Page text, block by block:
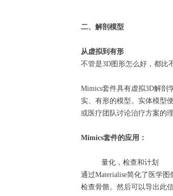
二、解剖模型
从虚拟到有形
不管是3D图形怎么好，都
Mimics套件具有虚拟3D解剖
实、有形的模型。实体模型
或医疗团队讨论治疗方案的
Mimics套件的应用：
量化，检查和计划
通过Materialise简化了医学
检查骨骼。然后可以导出此